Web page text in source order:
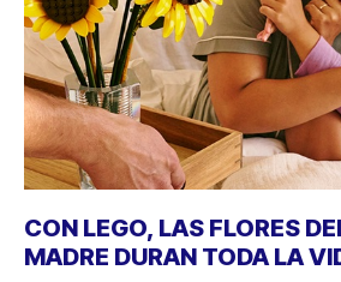
CON LEGO, LAS FLORES
MADRE DURAN TODA LA